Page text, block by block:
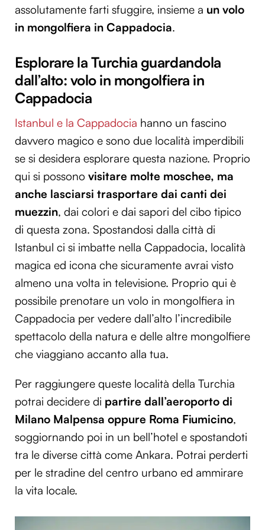
assolutamente farti sfuggire, insieme a un volo
in mongolfiera in Cappadocia.
Esplorare la Turchia guardandola
dall’alto: volo in mongolfiera in
Cappadocia
Istanbul e la Cappadocia hanno un fascino
davvero magico e sono due località imperdibili
se si desidera esplorare questa nazione. Proprio
qui si possono visitare molte moschee, ma
anche lasciarsi trasportare dai canti dei
muezzin, dai colori e dai sapori del cibo tipico
di questa zona. Spostandosi dalla città di
Istanbul ci si imbatte nella Cappadocia, località
magica ed icona che sicuramente avrai visto
almeno una volta in televisione. Proprio qui è
possibile prenotare un volo in mongolfiera in
Cappadocia per vedere dall’alto l’incredibile
spettacolo della natura e delle altre mongolfiere
che viaggiano accanto alla tua.
Per raggiungere queste località della Turchia
potrai decidere di partire dall’aeroporto di
Milano Malpensa oppure Roma Fiumicino,
soggiornando poi in un bell’hotel e spostandoti
tra le diverse città come Ankara. Potrai perderti
per le stradine del centro urbano ed ammirare
la vita locale.